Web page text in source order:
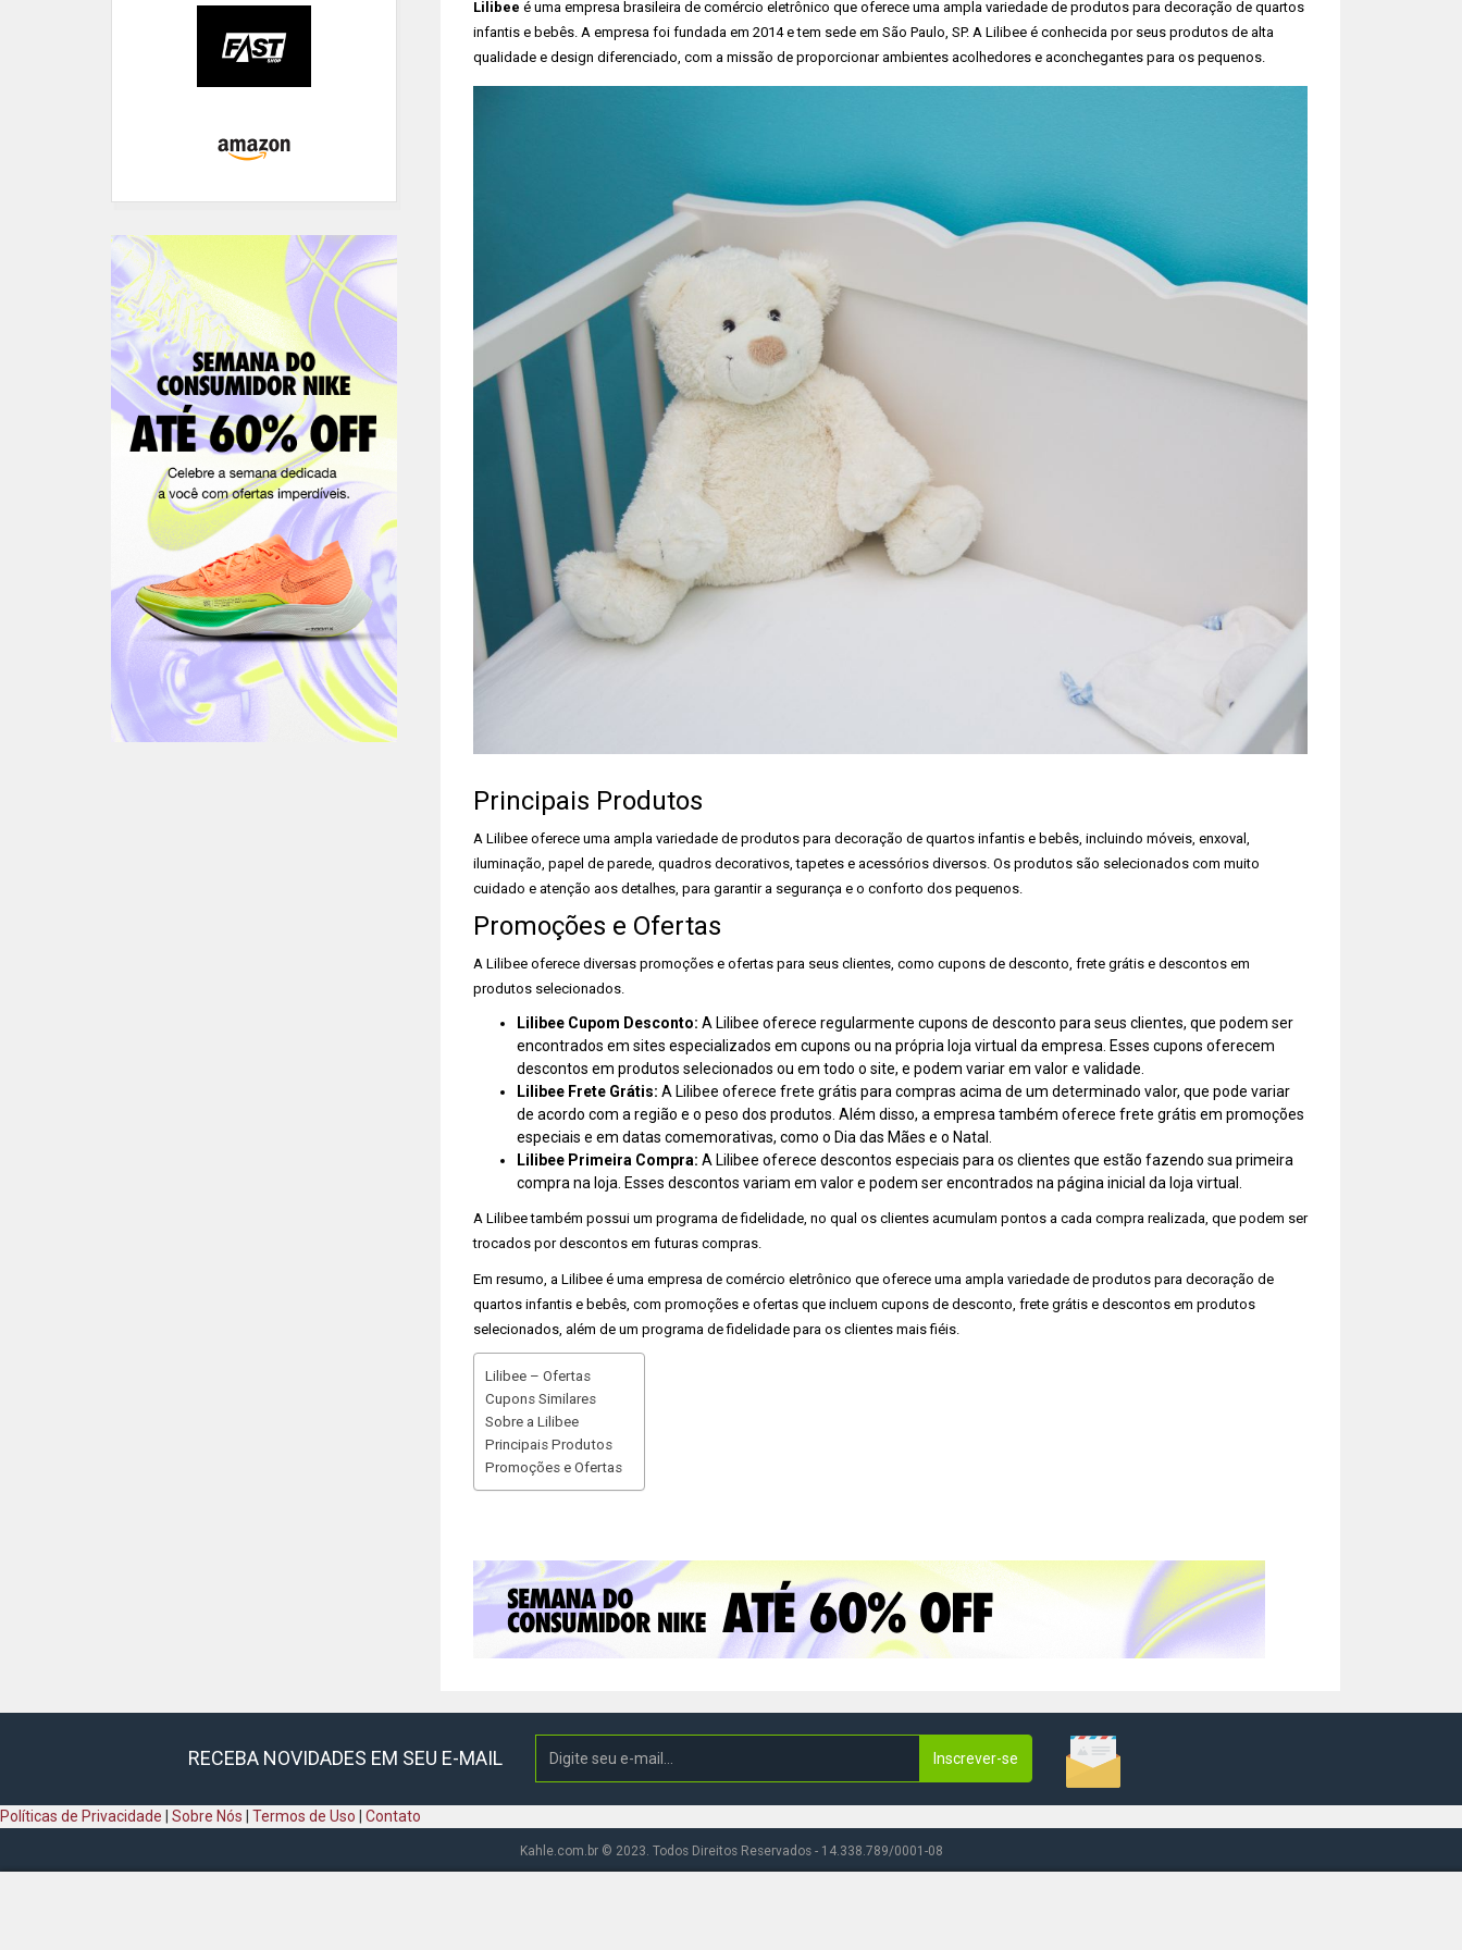
Lilibee é uma empresa brasileira de comércio eletrônico que oferece uma ampla variedade de produtos para decoração de quartos
infantis e bebês. A empresa foi fundada em 2014 e tem sede em São Paulo, SP. A Lilibee é conhecida por seus produtos de alta
qualidade e design diferenciado, com a missão de proporcionar ambientes acolhedores e aconchegantes para os pequenos.
Principais Produtos
A Lilibee oferece uma ampla variedade de produtos para decoração de quartos infantis e bebês, incluindo móveis, enxoval,
iluminação, papel de parede, quadros decorativos, tapetes e acessórios diversos. Os produtos são selecionados com muito
cuidado e atenção aos detalhes, para garantir a segurança e o conforto dos pequenos.
Promoções e Ofertas
A Lilibee oferece diversas promoções e ofertas para seus clientes, como cupons de desconto, frete grátis e descontos em
produtos selecionados.
Lilibee Cupom Desconto: A Lilibee oferece regularmente cupons de desconto para seus clientes, que podem ser
encontrados em sites especializados em cupons ou na própria loja virtual da empresa. Esses cupons oferecem
descontos em produtos selecionados ou em todo o site, e podem variar em valor e validade.
Lilibee Frete Grátis: A Lilibee oferece frete grátis para compras acima de um determinado valor, que pode variar
de acordo com a região e o peso dos produtos. Além disso, a empresa também oferece frete grátis em promoções
especiais e em datas comemorativas, como o Dia das Mães e o Natal.
Lilibee Primeira Compra: A Lilibee oferece descontos especiais para os clientes que estão fazendo sua primeira
compra na loja. Esses descontos variam em valor e podem ser encontrados na página inicial da loja virtual.
A Lilibee também possui um programa de fidelidade, no qual os clientes acumulam pontos a cada compra realizada, que podem ser
trocados por descontos em futuras compras.
Em resumo, a Lilibee é uma empresa de comércio eletrônico que oferece uma ampla variedade de produtos para decoração de
quartos infantis e bebês, com promoções e ofertas que incluem cupons de desconto, frete grátis e descontos em produtos
selecionados, além de um programa de fidelidade para os clientes mais fiéis.
Lilibee – Ofertas
Cupons Similares
Sobre a Lilibee
Principais Produtos
Promoções e Ofertas
RECEBA NOVIDADES EM SEU E-MAIL Inscrever-se
Políticas de Privacidade Sobre Nós Termos de Uso Contato
Kahle.com.br © 2023. Todos Direitos Reservados - 14.338.789/0001-08